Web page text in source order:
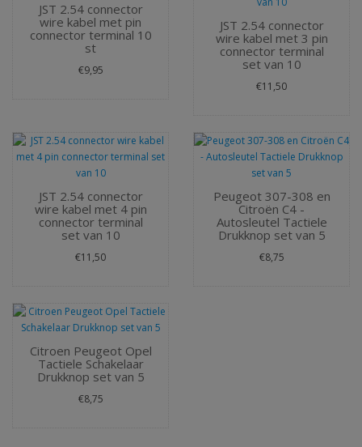
JST 2.54 connector
wire kabel met pin
connector terminal 10
st
€9,95
JST 2.54 connector
wire kabel met 3 pin
connector terminal
set van 10
€11,50
JST 2.54 connector
wire kabel met 4 pin
connector terminal
set van 10
€11,50
Peugeot 307-308 en
Citroën C4 -
Autosleutel Tactiele
Drukknop set van 5
€8,75
Citroen Peugeot Opel
Tactiele Schakelaar
Drukknop set van 5
€8,75